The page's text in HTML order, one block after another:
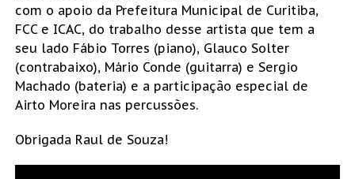
com o apoio da Prefeitura Municipal de Curitiba,
FCC e ICAC, do trabalho desse artista que tem a
seu lado Fábio Torres (piano), Glauco Solter
(contrabaixo), Mário Conde (guitarra) e Sergio
Machado (bateria) e a participação especial de
Airto Moreira nas percussões.
Obrigada Raul de Souza!